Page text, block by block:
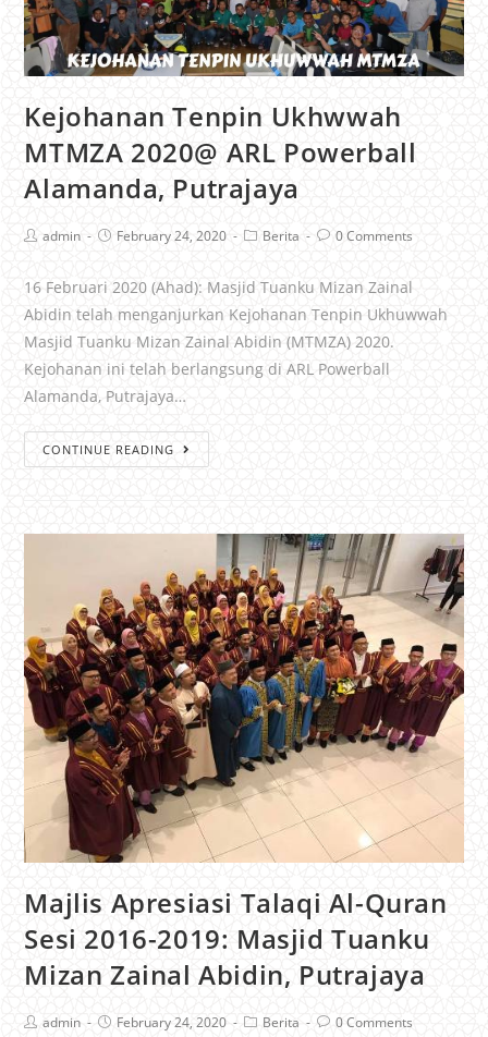
Kejohanan Tenpin Ukhwwah
MTMZA 2020@ ARL Powerball
Alamanda, Putrajaya
admin February 24, 2020 Berita 0 Comments
16 Februari 2020 (Ahad): Masjid Tuanku Mizan Zainal
Abidin telah menganjurkan Kejohanan Tenpin Ukhuwwah
Masjid Tuanku Mizan Zainal Abidin (MTMZA) 2020.
Kejohanan ini telah berlangsung di ARL Powerball
Alamanda, Putrajaya…
CONTINUE READING
Majlis Apresiasi Talaqi Al-Quran
Sesi 2016-2019: Masjid Tuanku
Mizan Zainal Abidin, Putrajaya
admin February 24, 2020 Berita 0 Comments